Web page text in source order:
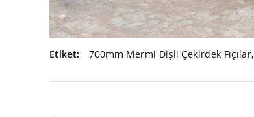
Etiket: 700mm Mermi Dişli Çekirdek Fıçılar,